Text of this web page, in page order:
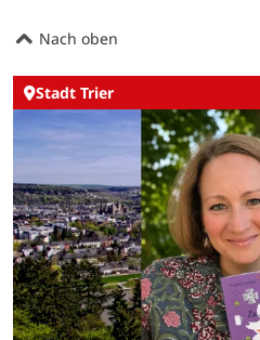
Nach oben
Stadt Trier